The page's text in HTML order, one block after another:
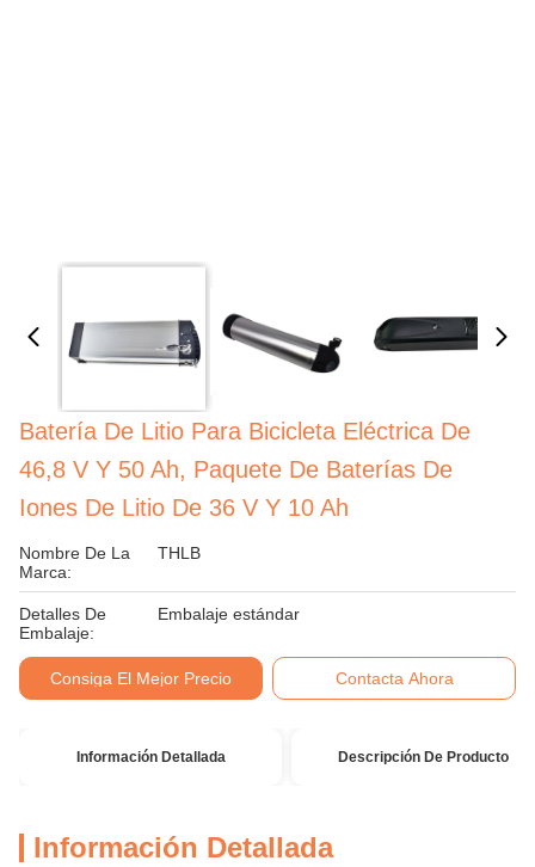
Batería De Litio Para Bicicleta Eléctrica De
46,8 V Y 50 Ah, Paquete De Baterías De
Iones De Litio De 36 V Y 10 Ah
Nombre De La
Marca:
THLB
Detalles De
Embalaje:
Embalaje estándar
Consiga El Mejor Precio Contacta Ahora
Información Detallada Descripción De Producto
Información Detallada